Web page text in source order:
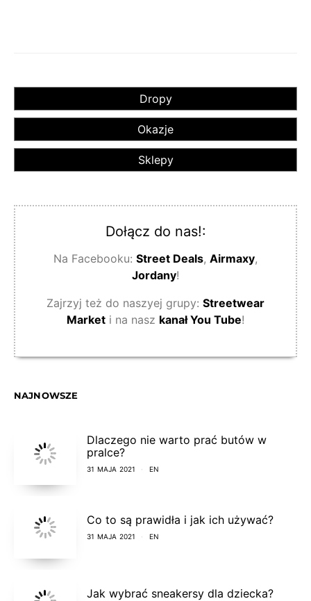
Dropy
Okazje
Sklepy
Dołącz do nas!:
Na Facebooku: Street Deals, Airmaxy,
Jordany!
Zajrzyj też do naszyej grupy: Streetwear
Market i na nasz kanał You Tube!
NAJNOWSZE
Dlaczego nie warto prać butów w
pralce?
31 MAJA 2021 EN
Co to są prawidła i jak ich używać?
31 MAJA 2021 EN
Jak wybrać sneakersy dla dziecka?